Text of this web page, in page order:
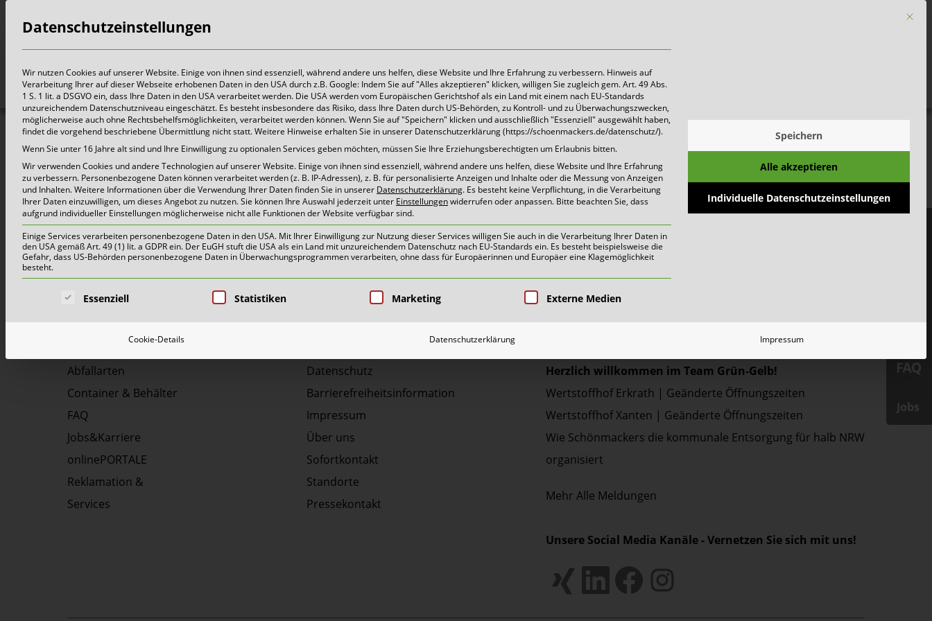
Bürger
Heute für morgen sorgen
2026-05-04_Zertifikat ISO 50001 Schönmackers
oben
Abfallarten
Container & Behälter
FAQ
Jobs&Karriere
onlinePORTALE
Reklamation &
Services
Datenschutz
Barrierefreiheitsinformation
Impressum
Über uns
Sofortkontakt
Standorte
Pressekontakt
Herzlich willkommen im Team Grün-Gelb!
Wertstoffhof Erkrath | Geänderte Öffnungszeiten
Wertstoffhof Xanten | Geänderte Öffnungszeiten
Wie Schönmackers die kommunale Entsorgung für halb NRW
organisiert
Mehr Alle Meldungen
Unsere Social Media Kanäle - Vernetzen Sie sich mit uns!
Jobs
Mit
Datenschutzeinstellungen
Wir nutzen Cookies auf unserer Website. Einige von ihnen sind essenziell, während andere uns helfen, diese Website und Ihre Erfahrung zu verbessern. Hinweis auf
Verarbeitung Ihrer auf dieser Webseite erhobenen Daten in den USA durch z.B. Google: Indem Sie auf "Alles akzeptieren" klicken, willigen Sie zugleich gem. Art. 49 Abs.
1 S. 1 lit. a DSGVO ein, dass Ihre Daten in den USA verarbeitet werden. Die USA werden vom Europäischen Gerichtshof als ein Land mit einem nach EU-Standards
unzureichendem Datenschutzniveau eingeschätzt. Es besteht insbesondere das Risiko, dass Ihre Daten durch US-Behörden, zu Kontroll- und zu Überwachungszwecken,
möglicherweise auch ohne Rechtsbehelfsmöglichkeiten, verarbeitet werden können. Wenn Sie auf "Speichern" klicken und ausschließlich "Essenziell" ausgewählt haben,
findet die vorgehend beschriebene Übermittlung nicht statt. Weitere Hinweise erhalten Sie in unserer Datenschutzerklärung (https://schoenmackers.de/datenschutz/).
Wenn Sie unter 16 Jahre alt sind und Ihre Einwilligung zu optionalen Services geben möchten, müssen Sie Ihre Erziehungsberechtigten um Erlaubnis bitten.
Wir verwenden Cookies und andere Technologien auf unserer Website. Einige von ihnen sind essenziell, während andere uns helfen, diese Website und Ihre Erfahrung
zu verbessern. Personenbezogene Daten können verarbeitet werden (z. B. IP-Adressen), z. B. für personalisierte Anzeigen und Inhalte oder die Messung von Anzeigen
und Inhalten.Weitere Informationen über die Verwendung Ihrer Daten finden Sie in unserer Datenschutzerklärung. Es besteht keine Verpflichtung, in die Verarbeitung
Ihrer Daten einzuwilligen, um dieses Angebot zu nutzen.Sie können Ihre Auswahl jederzeit unter Einstellungenwiderrufen oder anpassen. Bitte beachten Sie, dass
aufgrund individueller Einstellungen möglicherweise nicht alle Funktionen der Website verfügbar sind.
Einige Services verarbeiten personenbezogene Daten in den USA. Mit Ihrer Einwilligung zur Nutzung dieser Services willigen Sie auch in die Verarbeitung Ihrer Daten in
den USA gemäß Art. 49 (1) lit. a GDPR ein. Der EuGH stuft die USA als ein Land mit unzureichendem Datenschutz nach EU-Standards ein. Es besteht beispielsweise die
Gefahr, dass US-Behörden personenbezogene Daten in Überwachungsprogrammen verarbeiten, ohne dass für Europäerinnen und Europäer eine Klagemöglichkeit
besteht.
Es folgt eine Liste der Service-Gruppen, für die eine Einwilligung erteilt werden kann. Die erste Service-Gruppe
Essenziell Statistiken Marketing Externe Medien
Speichern
Alle akzeptieren
Individuelle Datenschutzeinstellungen
Cookie-Details Datenschutzerklärung Impressum